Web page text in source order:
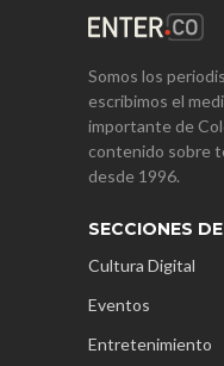
Somos los
escribimos el
importante de
contenido sobre
desde 1996.
SECCIONES
Cultura Digital
Eventos
Entretenimiento